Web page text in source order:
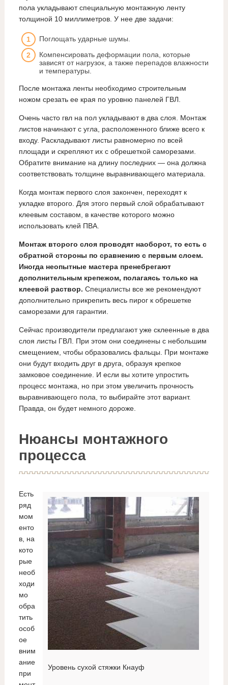
пола укладывают специальную монтажную ленту
толщиной 10 миллиметров. У нее две задачи:
Поглощать ударные шумы.
Компенсировать деформации пола, которые
зависят от нагрузок, а также перепадов влажности
и температуры.
После монтажа ленты необходимо строительным
ножом срезать ее края по уровню панелей ГВЛ.
Очень часто гвл на пол укладывают в два слоя. Монтаж
листов начинают с угла, расположенного ближе всего к
входу. Раскладывают листы равномерно по всей
площади и скрепляют их с обрешеткой саморезами.
Обратите внимание на длину последних — она должна
соответствовать толщине выравнивающего материала.
Когда монтаж первого слоя закончен, переходят к
укладке второго. Для этого первый слой обрабатывают
клеевым составом, в качестве которого можно
использовать клей ПВА.
Монтаж второго слоя проводят наоборот, то есть с
обратной стороны по сравнению с первым слоем.
Иногда неопытные мастера пренебрегают
дополнительным крепежом, полагаясь только на
клеевой раствор. Специалисты все же рекомендуют
дополнительно прикрепить весь пирог к обрешетке
саморезами для гарантии.
Сейчас производители предлагают уже склеенные в два
слоя листы ГВЛ. При этом они соединены с небольшим
смещением, чтобы образовались фальцы. При монтаже
они будут входить друг в друга, образуя крепкое
замковое соединение. И если вы хотите упростить
процесс монтажа, но при этом увеличить прочность
выравнивающего пола, то выбирайте этот вариант.
Правда, он будет немного дороже.
Нюансы монтажного
процесса
Уровень сухой стяжки Кнауф
Есть
ряд
мом
енто
в, на
кото
рые
необ
ходи
мо
обра
тить
особ
ое
вним
ание
при